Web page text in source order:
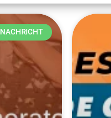
NACHRICHT